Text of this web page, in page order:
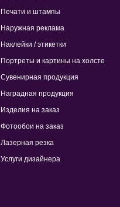
Печати и штампы
Наружная реклама
Наклейки / этикетки
Портреты и картины на холсте
Сувенирная продукция
Наградная продукция
Изделия на заказ
Фотообои на заказ
Лазерная резка
Услуги дизайнера